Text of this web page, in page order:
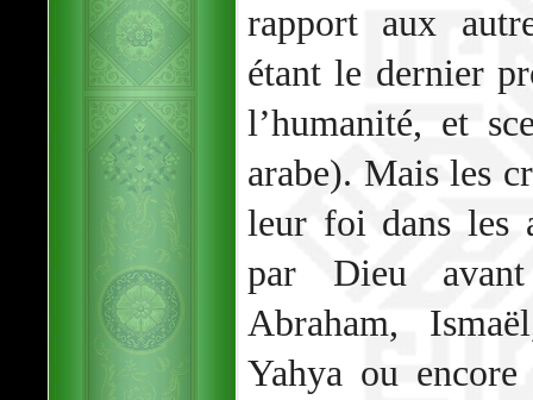
rapport aux
étant le dernier
l’humanité, et
arabe). Mais les
leur foi dans les
par Dieu
Abraham,
Yahya ou encore